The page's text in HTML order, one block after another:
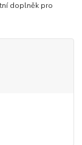
doplněk pro